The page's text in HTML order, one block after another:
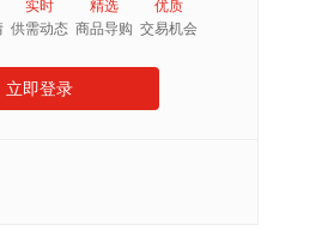
实时
供需动态
精选
商品导购
优质
交易机会
立即登录